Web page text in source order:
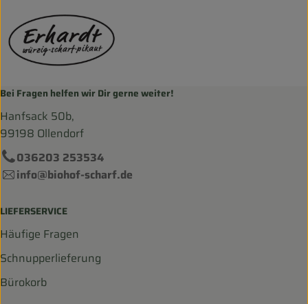
Bei Fragen helfen wir Dir gerne weiter!
Hanfsack 50b,
99198 Ollendorf
036203 253534
info@biohof-scharf.de
LIEFERSERVICE
Häufige Fragen
Schnupperlieferung
Bürokorb